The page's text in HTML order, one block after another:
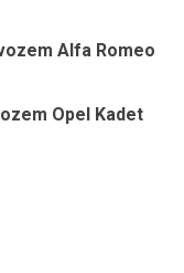
Alfa Romeo
Opel Kadet